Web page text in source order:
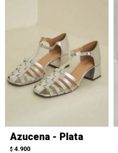
Azucena - Plata
$ 4.900